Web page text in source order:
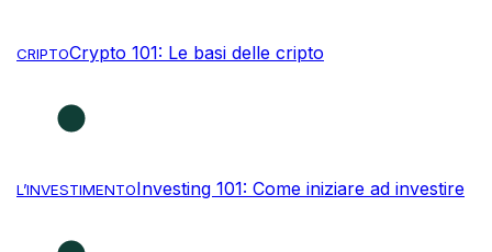
CRIPTOCrypto 101: Le basi delle cripto
L’INVESTIMENTOInvesting 101: Come iniziare ad investire